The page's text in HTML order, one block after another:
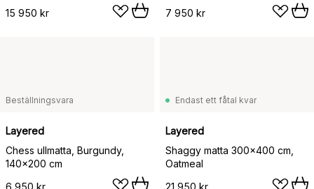
15 950 kr
7 950 kr
Beställningsvara
Layered
Chess ullmatta, Burgundy,
140x200 cm
6 950 kr
Endast ett fåtal kvar
Layered
Shaggy matta 300x400 cm,
Oatmeal
21 950 kr